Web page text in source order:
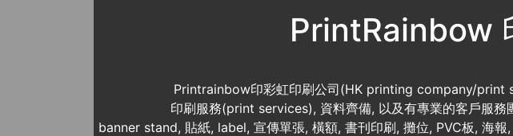
PrintRainbow
Printrainbow印彩虹印刷公司(HK printing company/print
印刷服務(print services), 資料齊備, 以及有專業的客戶服
banner stand, 貼紙, label, 宣傳單張, 橫額, 書刊印刷, 攤位, PVC板, 海